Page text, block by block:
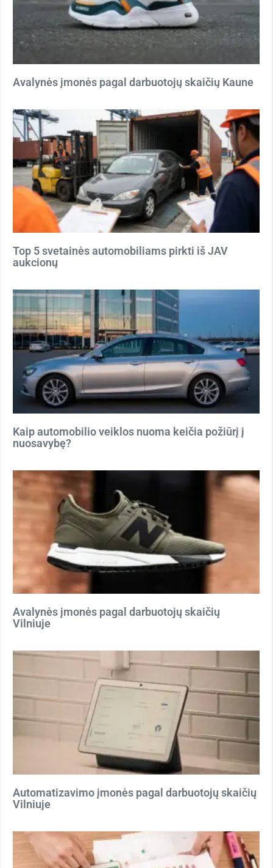
Avalynės įmonės pagal darbuotojų skaičių Kaune
Top 5 svetainės automobiliams pirkti iš JAV
aukcionų
Kaip automobilio veiklos nuoma keičia požiūrį į
nuosavybę?
Avalynės įmonės pagal darbuotojų skaičių
Vilniuje
Automatizavimo įmonės pagal darbuotojų skaičių
Vilniuje